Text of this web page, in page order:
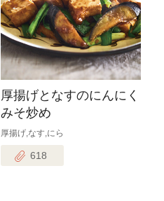
厚揚げとなすのにんにく
みそ炒め
厚揚げ,なす,にら
618